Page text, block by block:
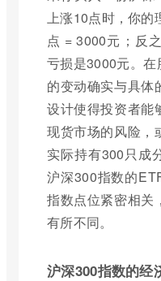
上涨10点时，你
点 = 3000元；反
亏损是3000元。
的变动确实与具体
设计使得投资者能
现货市场的风险，
实际持有300只成
沪深300指数的
指数点位紧密相关
有所不同。
沪深300指数的经